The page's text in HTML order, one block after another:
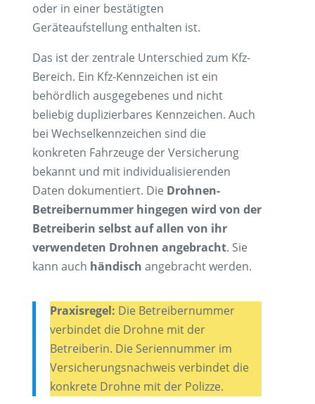
oder in einer bestätigten
Geräteaufstellung enthalten ist.
Das ist der zentrale Unterschied zum Kfz-
Bereich. Ein Kfz-Kennzeichen ist ein
behördlich ausgegebenes und nicht
beliebig duplizierbares Kennzeichen. Auch
bei Wechselkennzeichen sind die
konkreten Fahrzeuge der Versicherung
bekannt und mit individualisierenden
Daten dokumentiert. Die Drohnen-
Betreibernummer hingegen wird von der
Betreiberin selbst auf allen von ihr
verwendeten Drohnen angebracht. Sie
kann auch händisch angebracht werden.
Praxisregel: Die Betreibernummer
verbindet die Drohne mit der
Betreiberin. Die Seriennummer im
Versicherungsnachweis verbindet die
konkrete Drohne mit der Polizze.